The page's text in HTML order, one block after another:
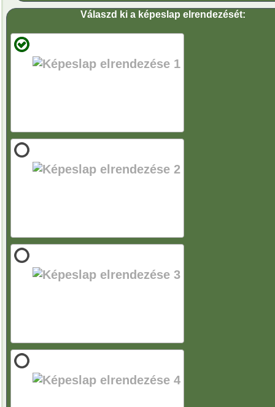
Válaszd ki a képeslap elrendezését: